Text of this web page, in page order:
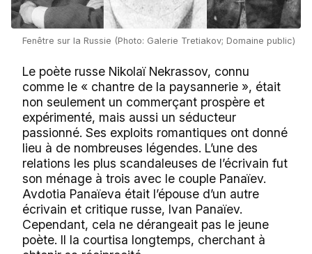
Fenêtre sur la Russie (Photo: Galerie Tretiakov; Domaine public)
Le poète russe Nikolaï Nekrassov, connu
comme le « chantre de la paysannerie », était
non seulement un commerçant prospère et
expérimenté, mais aussi un séducteur
passionné. Ses exploits romantiques ont donné
lieu à de nombreuses légendes. L’une des
relations les plus scandaleuses de l’écrivain fut
son ménage à trois avec le couple Panaïev.
Avdotia Panaïeva était l’épouse d’un autre
écrivain et critique russe, Ivan Panaïev.
Cependant, cela ne dérangeait pas le jeune
poète. Il la courtisa longtemps, cherchant à